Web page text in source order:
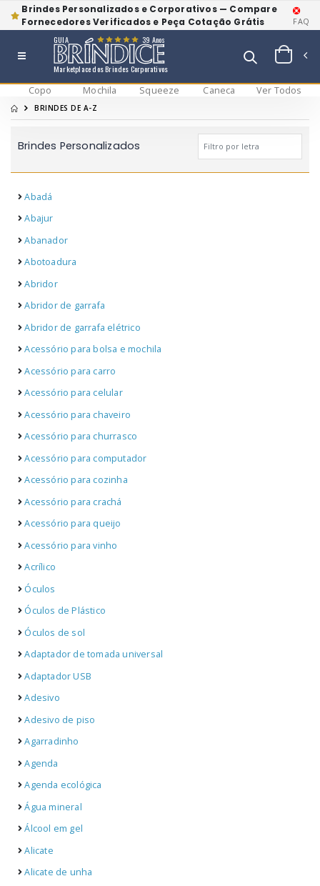
Brindes Personalizados e Corporativos — Compare
Fornecedores Verificados e Peça Cotação Grátis
FAQ
Marketplace dos Brindes Corporativos
GUIA 39 Anos
Copo Mochila Squeeze Caneca Ver Todos
BRINDES DE A-Z
Brindes Personalizados
Abadá
Abajur
Abanador
Abotoadura
Abridor
Abridor de garrafa
Abridor de garrafa elétrico
Acessório para bolsa e mochila
Acessório para carro
Acessório para celular
Acessório para chaveiro
Acessório para churrasco
Acessório para computador
Acessório para cozinha
Acessório para crachá
Acessório para queijo
Acessório para vinho
Acrílico
Óculos
Óculos de Plástico
Óculos de sol
Adaptador de tomada universal
Adaptador USB
Adesivo
Adesivo de piso
Agarradinho
Agenda
Agenda ecológica
Água mineral
Álcool em gel
Alicate
Alicate de unha